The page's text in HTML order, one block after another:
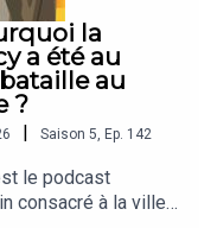
la
a été au
au
?
Saison 5, Ep. 142
le podcast
consacré à la ville